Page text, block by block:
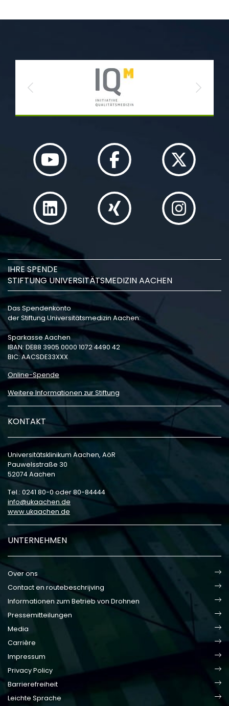
Previous Next
IHRE SPENDE
STIFTUNG UNIVERSITÄTSMEDIZIN AACHEN
Das Spendenkonto
der Stiftung Universitätsmedizin Aachen:
Sparkasse Aachen
IBAN: DE88 3905 0000 1072 4490 42
BIC: AACSDE33XXX
Online-Spende
Weitere Informationen zur Stiftung
KONTAKT
Universitätsklinikum Aachen, AöR
Pauwelsstraße 30
52074 Aachen
Tel.: 0241 80-0 oder 80-84444
info
ukaachen de
www.ukaachen.de
UNTERNEHMEN
Over ons
Contact en routebeschrijving
Informationen zum Betrieb von Drohnen
Pressemitteilungen
Media
Carrière
Impressum
Privacy Policy
Barrierefreiheit
Leichte Sprache